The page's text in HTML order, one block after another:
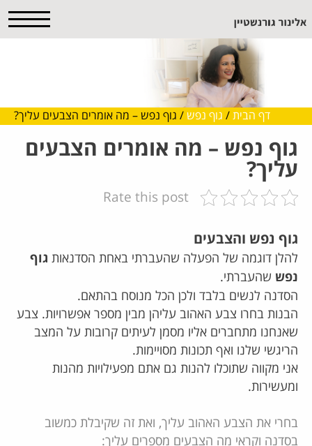
דף הבית / גוף נפש / גוף נפש – מה אומרים הצבעים עליך?
גוף נפש – מה אומרים הצבעים
עליך?
Rate this post
גוף נפש והצבעים
להלן דוגמה של הפעלה שהעברתי באחת הסדנאות גוף
נפש שהעברתי.
הסדנה לנשים בלבד ולכן הכל מנוסח בהתאם.
הבנות בחרו צבע האהוב עליהן מבין מספר אפשרויות. צבע
שאנחנו מתחברים אליו מסמן לעיתים קרובות על המצב
הריגשי שלנו ואף תכונות מסויימות.
אני מקווה שתוכלו להנות גם אתם מפעילויות מהנות
ומעשירות.
בחרי את הצבע האהוב עליך, ואת זה שקיבלת כמשוב
בסדנה וקראי מה הצבעים מספרים עליך: